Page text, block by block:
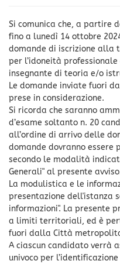
Si comunica che, a partire
fino a lunedì 14 ottobre
domande di iscrizione alla
per l’idoneità
insegnante di teoria e/o
Le domande inviate fuori
prese in considerazione.
Si ricorda che saranno
d’esame soltanto n. 20
all’ordine di arrivo delle
domande dovranno essere
secondo le modalità
Generali" al presente
La modulistica e le
presentazione dell'istanza
informazioni". La presente
a limiti territoriali, ed è
fuori dalla Città
A ciascun candidato verrà
univoco per